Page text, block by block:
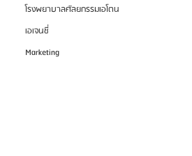
โรงพยาบาลศัลยกรรมเอโตน
เอเจนซี่
Marketing